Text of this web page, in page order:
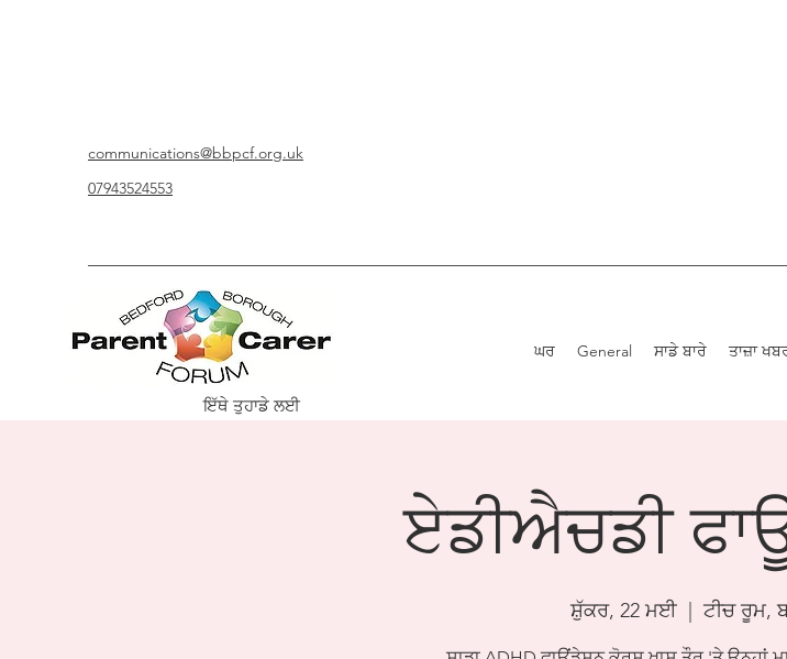
communications@bbpcf.org.uk
07943524553
ਘਰ General ਸਾਡੇ ਬਾਰੇ ਤਾਜ਼ਾ
ਇੱਥੇ ਤੁਹਾਡੇ ਲਈ
ਏਡੀਐਚਡੀ
ਸ਼ੁੱਕਰ, 22 ਮਈ
  |
ਟੀਚ ਰੂਮ,